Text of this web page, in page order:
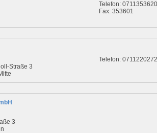
Telefon: 0711353620
Fax: 353601
Straße 3
Telefon:
3